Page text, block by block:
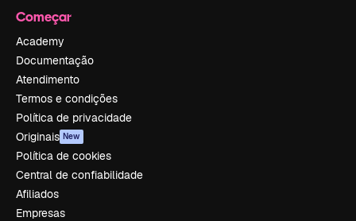
Começar
Academy
Documentação
Atendimento
Termos e condições
Política de privacidade
Originais New
Política de cookies
Central de confiabilidade
Afiliados
Empresas